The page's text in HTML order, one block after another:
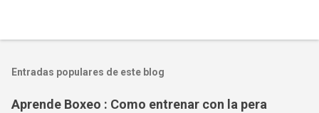
Entradas populares de este blog
Aprende Boxeo : Como entrenar con la pera